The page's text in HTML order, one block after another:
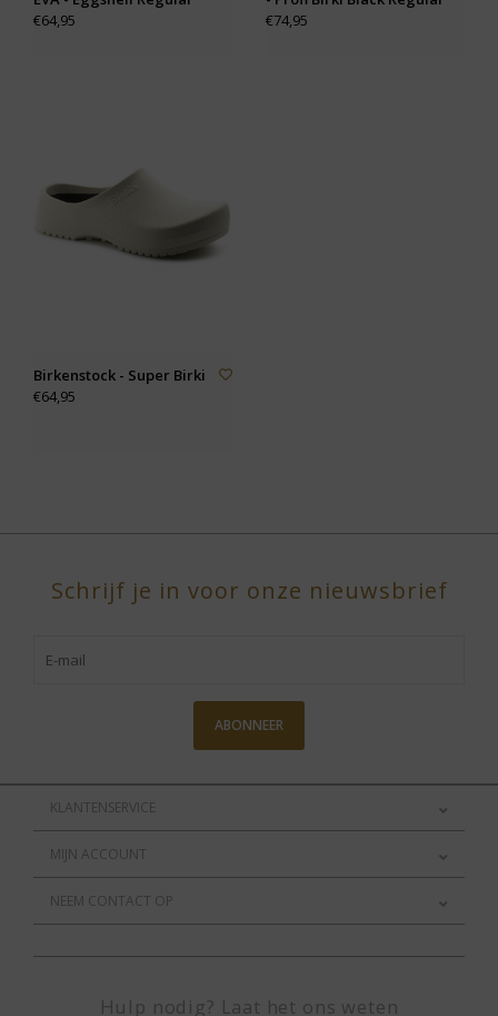
€64,95
€74,95
Birkenstock - Super Birki
€64,95
Schrijf je in voor onze nieuwsbrief
ABONNEER
KLANTENSERVICE
MIJN ACCOUNT
NEEM CONTACT OP
Hulp nodig? Laat het ons weten